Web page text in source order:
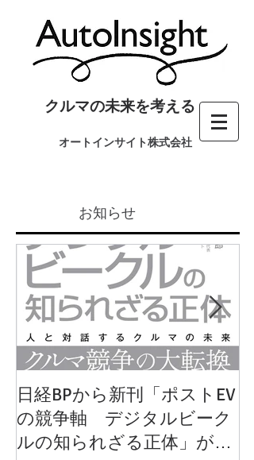
クルマの未来を考える
オートインサイト株式会社
お知らせ
日経BPから新刊「ポストEV
の競争軸 デジタルビーク
ルの知られざる正体」が